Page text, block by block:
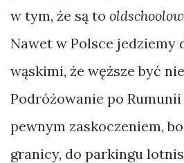
w tym, że są to
Nawet w Polsce jedziemy
wąskimi, że węższe być
Podróżowanie po
pewnym zaskoczeniem,
granicy, do parkingu
Czechy